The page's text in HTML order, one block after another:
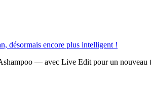
désormais encore plus intelligent !
— avec Live Edit pour un nouveau